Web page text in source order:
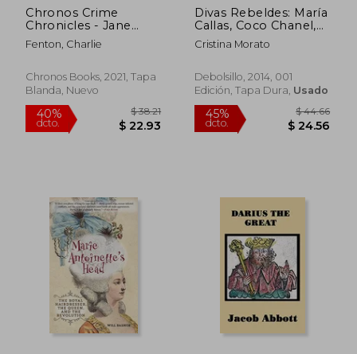
dcto. $ 33.16 dcto.
Chronos Crime
Chronicles - Jane
Parker: The Downfall
of Two Tudor
Fenton, Charlie
Chronos Books, 2021, Tapa
Blanda, Nuevo
Divas Rebeldes: María
Callas, Coco Chanel,
Audrey Hepburn,
Jackie Kennedy y
(Campañas)
Cristina Morato
Debolsillo, 2014, 001
Edición, Tapa Dura, Usado